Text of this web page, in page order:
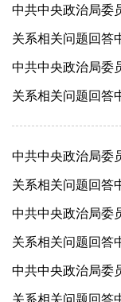
中共中央政治局委
关系相关问题回答
中共中央政治局委
关系相关问题回答
中共中央政治局委
关系相关问题回答
中共中央政治局委
关系相关问题回答
中共中央政治局委
关系相关问题回答